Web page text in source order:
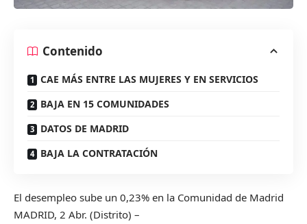
Contenido
CAE MÁS ENTRE LAS MUJERES Y EN SERVICIOS
BAJA EN 15 COMUNIDADES
DATOS DE MADRID
BAJA LA CONTRATACIÓN
El desempleo sube un 0,23% en la Comunidad de Madrid
MADRID, 2 Abr. (Distrito) –